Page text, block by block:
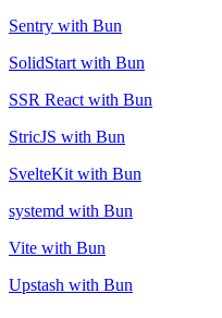
Sentry with Bun
SolidStart with Bun
SSR React with Bun
StricJS with Bun
SvelteKit with Bun
systemd with Bun
Vite with Bun
Upstash with Bun